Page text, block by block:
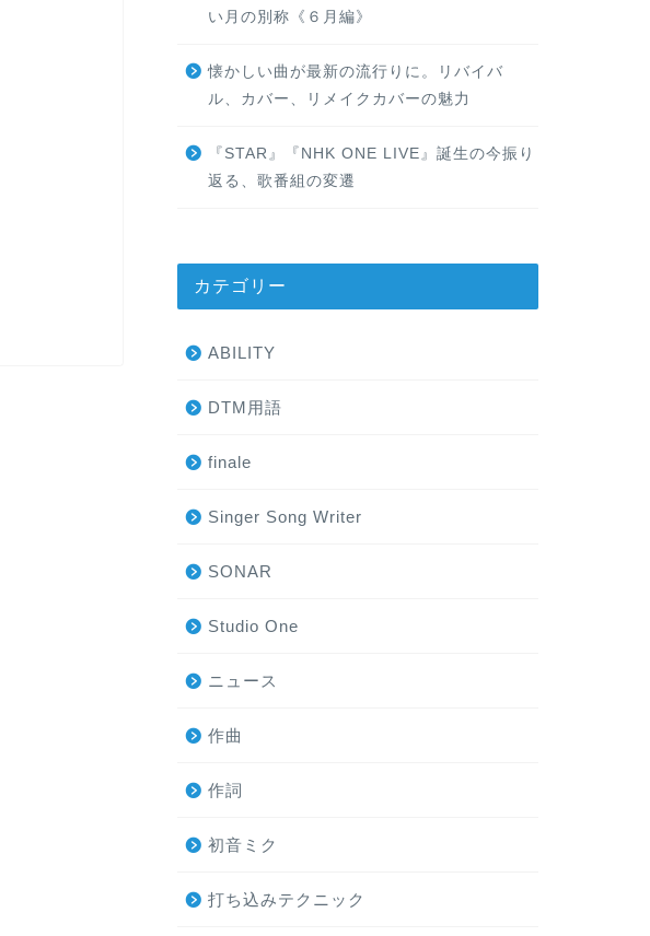
い月の別称《６月編》
懐かしい曲が最新の流行りに。リバイバ
ル、カバー、リメイクカバーの魅力
『STAR』『NHK ONE LIVE』誕生の今振り
返る、歌番組の変遷
カテゴリー
ABILITY
DTM用語
finale
Singer Song Writer
SONAR
Studio One
ニュース
作曲
作詞
初音ミク
打ち込みテクニック